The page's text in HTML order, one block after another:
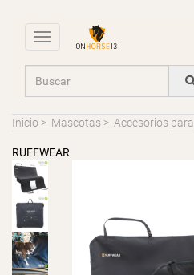
Toggle navigation
Inicio > Mascotas > Accesorios
RUFFWEAR